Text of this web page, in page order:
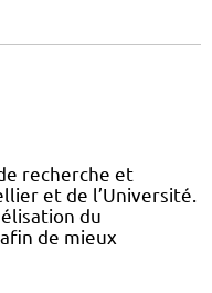
recherche et
et de l’Université.
du
de mieux